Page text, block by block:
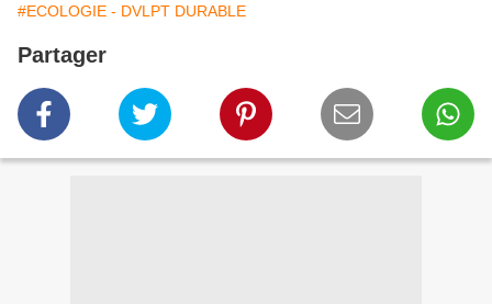
#ECOLOGIE - DVLPT DURABLE
Partager